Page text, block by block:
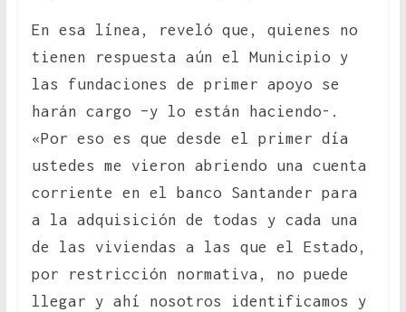
En esa línea, reveló que, quienes no
tienen respuesta aún el Municipio y
las fundaciones de primer apoyo se
harán cargo –y lo están haciendo-.
«Por eso es que desde el primer día
ustedes me vieron abriendo una cuenta
corriente en el banco Santander para
a la adquisición de todas y cada una
de las viviendas a las que el Estado,
por restricción normativa, no puede
llegar y ahí nosotros identificamos y